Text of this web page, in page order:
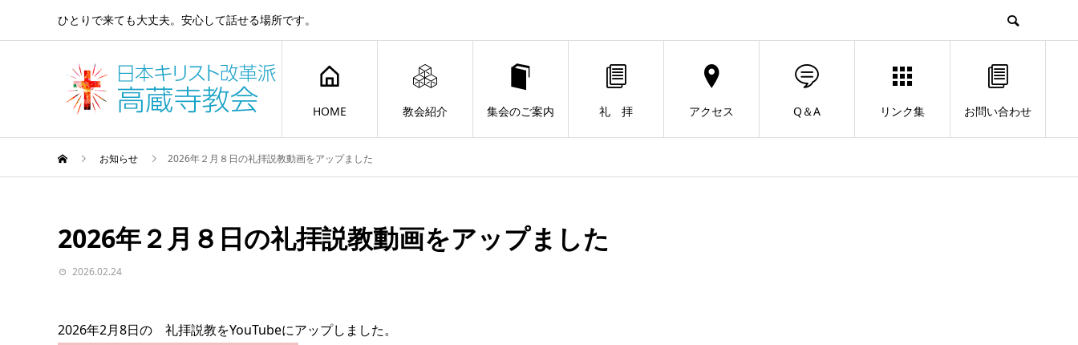
ひとりで来ても大丈夫。安心して話せる場所です。
HOME 教会紹介 集会のご案内 礼 拝 アクセス Q＆A リンク集 お問い合わせ
お知らせ 2026年２月８日の礼拝説教動画をアップました
2026年２月８日の礼拝説教動画をアップました
2026.02.24
2026年2月8日の 礼拝説教をYouTubeにアップしました。